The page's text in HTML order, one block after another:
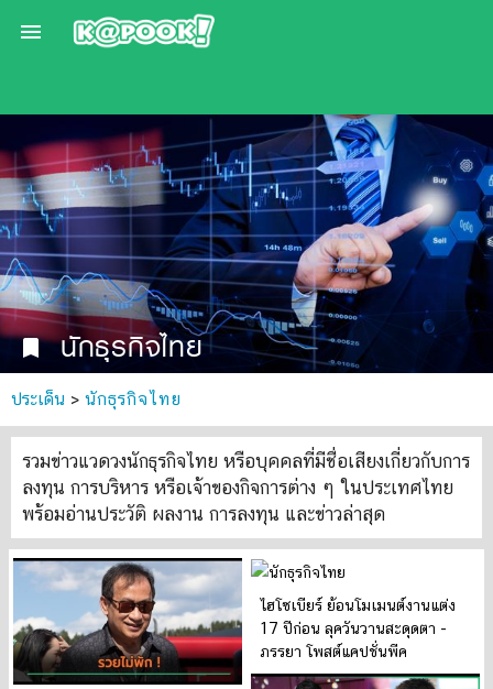

bookmark นักธุรกิจไทย
ประเด็น > นักธุรกิจไทย
รวมข่าวแวดวงนักธุรกิจไทย หรือบุคคลที่มีชื่อเสียงเกี่ยวกับการ
ลงทุน การบริหาร หรือเจ้าของกิจการต่าง ๆ ในประเทศไทย
พร้อมอ่านประวัติ ผลงาน การลงทุน และข่าวล่าสุด
ไฮโซเบียร์ ย้อนโมเมนต์งานแต่ง
17 ปีก่อน ลุควันวานสะดุดตา -
ภรรยา โพสต์แคปชั่นพีค